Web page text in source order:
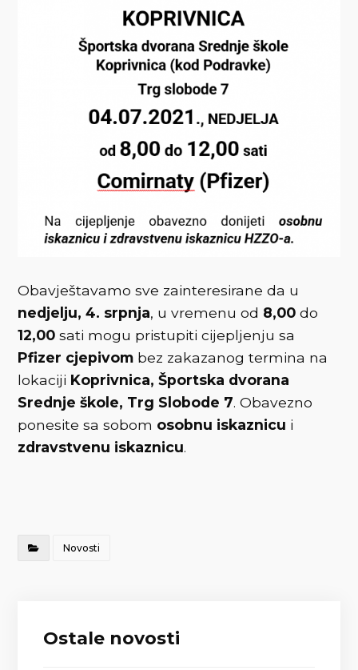
Obavještavamo sve zainteresirane da u
nedjelju, 4. srpnja, u vremenu od 8,00 do
12,00 sati mogu pristupiti cijepljenju sa
Pfizer cjepivom bez zakazanog termina na
lokaciji Koprivnica, Športska dvorana
Srednje škole, Trg Slobode 7. Obavezno
ponesite sa sobom osobnu iskaznicu i
zdravstvenu iskaznicu.
Novosti
Ostale novosti